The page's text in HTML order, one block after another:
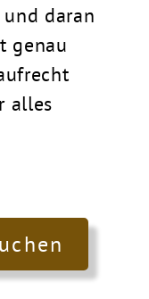
daran
genau
alles